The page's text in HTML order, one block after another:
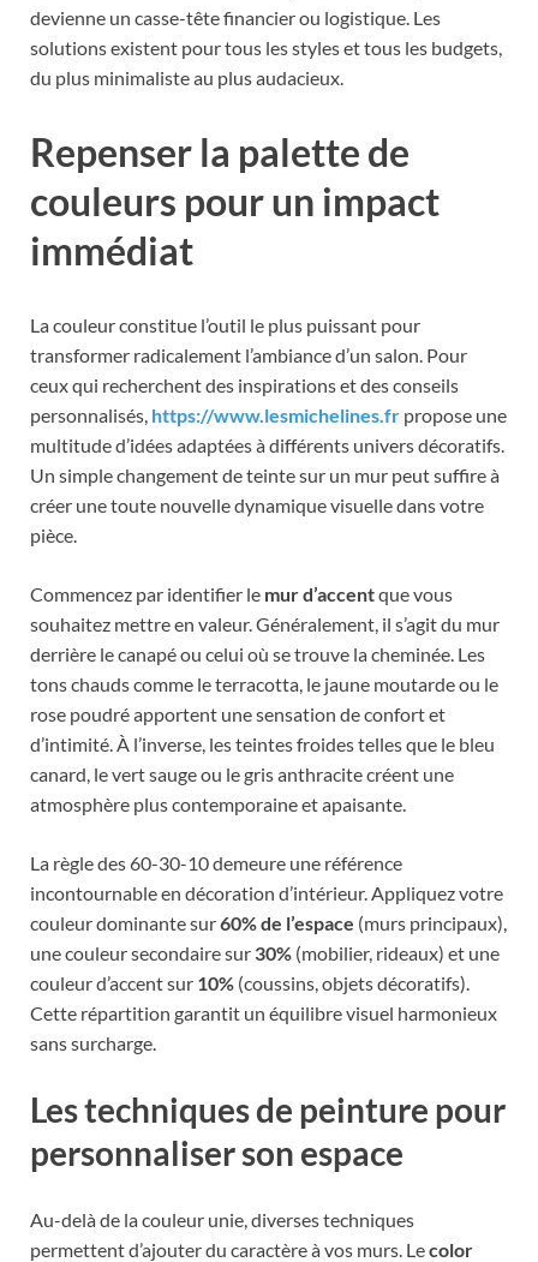
devienne un casse-tête financier ou logistique. Les
solutions existent pour tous les styles et tous les budgets,
du plus minimaliste au plus audacieux.
Repenser la palette de
couleurs pour un impact
immédiat
La couleur constitue l’outil le plus puissant pour
transformer radicalement l’ambiance d’un salon. Pour
ceux qui recherchent des inspirations et des conseils
personnalisés, https://www.lesmichelines.fr propose une
multitude d’idées adaptées à différents univers décoratifs.
Un simple changement de teinte sur un mur peut suffire à
créer une toute nouvelle dynamique visuelle dans votre
pièce.
Commencez par identifier le mur d’accentque vous
souhaitez mettre en valeur. Généralement, il s’agit du mur
derrière le canapé ou celui où se trouve la cheminée. Les
tons chauds comme le terracotta, le jaune moutarde ou le
rose poudré apportent une sensation de confort et
d’intimité. À l’inverse, les teintes froides telles que le bleu
canard, le vert sauge ou le gris anthracite créent une
atmosphère plus contemporaine et apaisante.
La règle des 60-30-10 demeure une référence
incontournable en décoration d’intérieur. Appliquez votre
couleur dominante sur60% de l’espace (murs principaux),
une couleur secondaire sur 30% (mobilier, rideaux) et une
couleur d’accent sur 10% (coussins, objets décoratifs).
Cette répartition garantit un équilibre visuel harmonieux
sans surcharge.
Les techniques de peinture pour
personnaliser son espace
Au-delà de la couleur unie, diverses techniques
permettent d’ajouter du caractère à vos murs. Lecolor